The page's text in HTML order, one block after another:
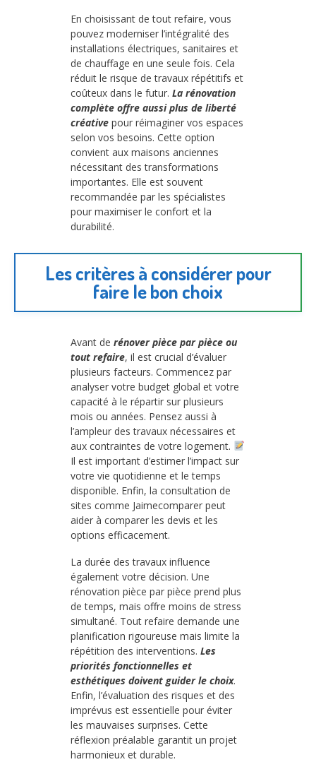
En choisissant de tout refaire, vous
pouvez moderniser l’intégralité des
installations électriques, sanitaires et
de chauffage en une seule fois. Cela
réduit le risque de travaux répétitifs et
coûteux dans le futur. La rénovation
complète offre aussi plus de liberté
créative pour réimaginer vos espaces
selon vos besoins. Cette option
convient aux maisons anciennes
nécessitant des transformations
importantes. Elle est souvent
recommandée par les spécialistes
pour maximiser le confort et la
durabilité.
Les critères à considérer pour
faire le bon choix
Avant de rénover pièce par pièce ou
tout refaire, il est crucial d’évaluer
plusieurs facteurs. Commencez par
analyser votre budget global et votre
capacité à le répartir sur plusieurs
mois ou années. Pensez aussi à
l’ampleur des travaux nécessaires et
aux contraintes de votre logement.
Il est important d’estimer l’impact sur
votre vie quotidienne et le temps
disponible. Enfin, la consultation de
sites comme Jaimecomparer peut
aider à comparer les devis et les
options efficacement.
La durée des travaux influence
également votre décision. Une
rénovation pièce par pièce prend plus
de temps, mais offre moins de stress
simultané. Tout refaire demande une
planification rigoureuse mais limite la
répétition des interventions. Les
priorités fonctionnelles et
esthétiques doivent guider le choix.
Enfin, l’évaluation des risques et des
imprévus est essentielle pour éviter
les mauvaises surprises. Cette
réflexion préalable garantit un projet
harmonieux et durable.